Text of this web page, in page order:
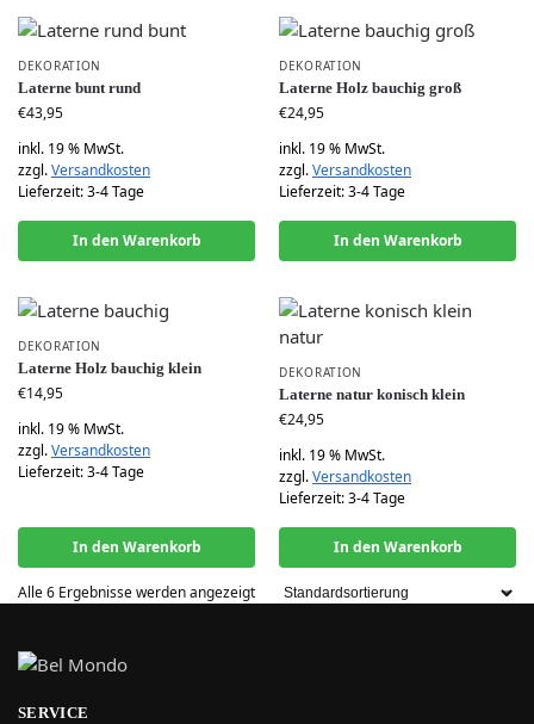
DEKORATION
Laterne bunt rund
€43,95
inkl. 19 % MwSt.
zzgl.Versandkosten
Lieferzeit:3-4 Tage
In den Warenkorb
DEKORATION
Laterne Holz bauchig groß
€24,95
inkl. 19 % MwSt.
zzgl.Versandkosten
Lieferzeit:3-4 Tage
In den Warenkorb
DEKORATION
Laterne Holz bauchig klein
€14,95
inkl. 19 % MwSt.
zzgl.Versandkosten
Lieferzeit:3-4 Tage
In den Warenkorb
DEKORATION
Laterne natur konisch klein
€24,95
inkl. 19 % MwSt.
zzgl.Versandkosten
Lieferzeit:3-4 Tage
In den Warenkorb
Alle 6 Ergebnisse werden angezeigt
SERVICE